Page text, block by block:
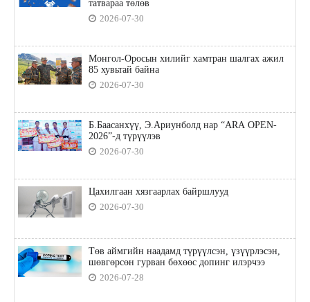
татвараа төлөв
2026-07-30
Монгол-Оросын хилийг хамтран шалгах ажил
85 хувьтай байна
2026-07-30
Б.Баасанхүү, Э.Ариунболд нар “ARA OPEN-
2026”-д түрүүлэв
2026-07-30
Цахилгаан хязгаарлах байршлууд
2026-07-30
Төв аймгийн наадамд түрүүлсэн, үзүүрлэсэн,
шөвгөрсөн гурван бөхөөс допинг илэрчээ
2026-07-28